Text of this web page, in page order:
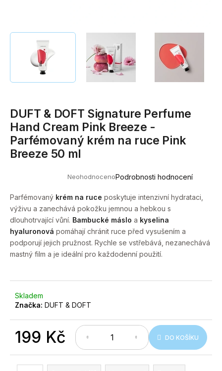
produktu
je
0,0
5
hvězdiček.
NeohodnocenoPodrobnosti hodnocení
DUFT & DOFT Signature Perfume
Hand Cream Pink Breeze -
Parfémovaný krém na ruce Pink
Breeze 50 ml
Parfémovaný krém na ruce poskytuje intenzivní hydrataci,
výživu a zanechává pokožku jemnou a hebkou s
dlouhotrvající vůní. Bambucké máslo a kyselina
hyaluronová pomáhají chránit ruce před vysušením a
podporují jejich pružnost. Rychle se vstřebává, nezanechává
mastný film a je ideální pro každodenní použití.
Skladem
Značka: DUFT & DOFT
199 Kč DO KOŠÍKU
í
HLEDAT
D
r
u
č
u
j
e
e